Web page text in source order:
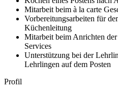
Mitarbeit beim à la carte
Vorbereitungsarbeiten für
Küchenleitung
Mitarbeit beim Anrichten
Services
Unterstützung bei der
Lehrlingen auf dem Posten
Profil